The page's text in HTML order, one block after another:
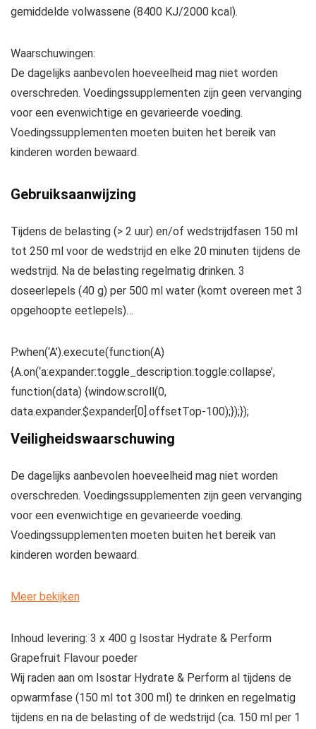
gemiddelde volwassene (8400 KJ/2000 kcal).
Waarschuwingen:
De dagelijks aanbevolen hoeveelheid mag niet worden
overschreden. Voedingssupplementen zijn geen vervanging
voor een evenwichtige en gevarieerde voeding.
Voedingssupplementen moeten buiten het bereik van
kinderen worden bewaard.
Gebruiksaanwijzing
Tijdens de belasting (> 2 uur) en/of wedstrijdfasen 150 ml
tot 250 ml voor de wedstrijd en elke 20 minuten tijdens de
wedstrijd. Na de belasting regelmatig drinken. 3
doseerlepels (40 g) per 500 ml water (komt overeen met 3
opgehoopte eetlepels)…
P.when(‘A’).execute(function(A)
{A.on(‘a:expander:toggle_description:toggle:collapse’,
function(data) {window.scroll(0,
data.expander.$expander[0].offsetTop-100);});});
Veiligheidswaarschuwing
De dagelijks aanbevolen hoeveelheid mag niet worden
overschreden. Voedingssupplementen zijn geen vervanging
voor een evenwichtige en gevarieerde voeding.
Voedingssupplementen moeten buiten het bereik van
kinderen worden bewaard.
Meer bekijken
Inhoud levering: 3 x 400 g Isostar Hydrate & Perform
Grapefruit Flavour poeder
Wij raden aan om Isostar Hydrate & Perform al tijdens de
opwarmfase (150 ml tot 300 ml) te drinken en regelmatig
tijdens en na de belasting of de wedstrijd (ca. 150 ml per 1